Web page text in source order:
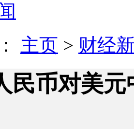
主页 > 财经
民币对美元